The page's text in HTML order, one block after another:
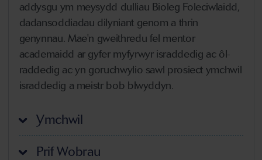
addysgu ym meysydd dulliau Bioleg Foleciwlaidd,
dadansoddiadau dilyniant genom a thrin
genynnau. Mae'n gweithredu fel mentor
academaidd ar gyfer myfyrwyr israddedig ac ôl-
raddedig ac yn goruchwylio sawl prosiect ymchwil
israddedig a meistr bob blwyddyn.
Ymchwil
Prif Wobrau